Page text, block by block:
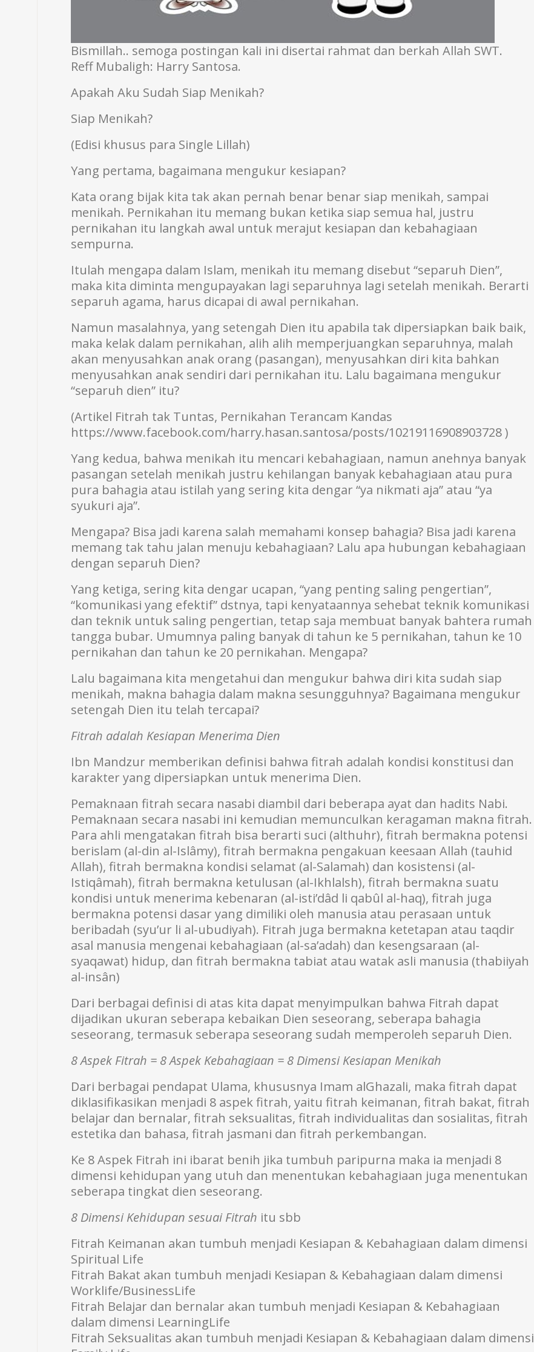
Bismillah.. semoga postingan kali ini disertai rahmat dan berkah Allah SWT.
Reff Mubaligh: Harry Santosa.
Apakah Aku Sudah Siap Menikah?
Siap Menikah?
(Edisi khusus para Single Lillah)
Yang pertama, bagaimana mengukur kesiapan?
Kata orang bijak kita tak akan pernah benar benar siap menikah, sampai
menikah. Pernikahan itu memang bukan ketika siap semua hal, justru
pernikahan itu langkah awal untuk merajut kesiapan dan kebahagiaan
sempurna.
Itulah mengapa dalam Islam, menikah itu memang disebut “separuh Dien”,
maka kita diminta mengupayakan lagi separuhnya lagi setelah menikah. Berarti
separuh agama, harus dicapai di awal pernikahan.
Namun masalahnya, yang setengah Dien itu apabila tak dipersiapkan baik baik,
maka kelak dalam pernikahan, alih alih memperjuangkan separuhnya, malah
akan menyusahkan anak orang (pasangan), menyusahkan diri kita bahkan
menyusahkan anak sendiri dari pernikahan itu. Lalu bagaimana mengukur
“separuh dien” itu?
(Artikel Fitrah tak Tuntas, Pernikahan Terancam Kandas
https://www.facebook.com/harry.hasan.santosa/posts/10219116908903728 )
Yang kedua, bahwa menikah itu mencari kebahagiaan, namun anehnya banyak
pasangan setelah menikah justru kehilangan banyak kebahagiaan atau pura
pura bahagia atau istilah yang sering kita dengar “ya nikmati aja” atau “ya
syukuri aja”.
Mengapa? Bisa jadi karena salah memahami konsep bahagia? Bisa jadi karena
memang tak tahu jalan menuju kebahagiaan? Lalu apa hubungan kebahagiaan
dengan separuh Dien?
Yang ketiga, sering kita dengar ucapan, “yang penting saling pengertian”,
“komunikasi yang efektif” dstnya, tapi kenyataannya sehebat teknik komunikasi
dan teknik untuk saling pengertian, tetap saja membuat banyak bahtera rumah
tangga bubar. Umumnya paling banyak di tahun ke 5 pernikahan, tahun ke 10
pernikahan dan tahun ke 20 pernikahan. Mengapa?
Lalu bagaimana kita mengetahui dan mengukur bahwa diri kita sudah siap
menikah, makna bahagia dalam makna sesungguhnya? Bagaimana mengukur
setengah Dien itu telah tercapai?
Fitrah adalah Kesiapan Menerima Dien
Ibn Mandzur memberikan definisi bahwa fitrah adalah kondisi konstitusi dan
karakter yang dipersiapkan untuk menerima Dien.
Pemaknaan fitrah secara nasabi diambil dari beberapa ayat dan hadits Nabi.
Pemaknaan secara nasabi ini kemudian memunculkan keragaman makna fitrah.
Para ahli mengatakan fitrah bisa berarti suci (althuhr), fitrah bermakna potensi
berislam (al-din al-Islâmy), fitrah bermakna pengakuan keesaan Allah (tauhid
Allah), fitrah bermakna kondisi selamat (al-Salamah) dan kosistensi (al-
Istiqâmah), fitrah bermakna ketulusan (al-Ikhlalsh), fitrah bermakna suatu
kondisi untuk menerima kebenaran (al-isti’dâd li qabûl al-haq), fitrah juga
bermakna potensi dasar yang dimiliki oleh manusia atau perasaan untuk
beribadah (syu’ur li al-ubudiyah). Fitrah juga bermakna ketetapan atau taqdir
asal manusia mengenai kebahagiaan (al-sa’adah) dan kesengsaraan (al-
syaqawat) hidup, dan fitrah bermakna tabiat atau watak asli manusia (thabiiyah
al-insân)
Dari berbagai definisi di atas kita dapat menyimpulkan bahwa Fitrah dapat
dijadikan ukuran seberapa kebaikan Dien seseorang, seberapa bahagia
seseorang, termasuk seberapa seseorang sudah memperoleh separuh Dien.
8 Aspek Fitrah = 8 Aspek Kebahagiaan = 8 Dimensi Kesiapan Menikah
Dari berbagai pendapat Ulama, khususnya Imam alGhazali, maka fitrah dapat
diklasifikasikan menjadi 8 aspek fitrah, yaitu fitrah keimanan, fitrah bakat, fitrah
belajar dan bernalar, fitrah seksualitas, fitrah individualitas dan sosialitas, fitrah
estetika dan bahasa, fitrah jasmani dan fitrah perkembangan.
Ke 8 Aspek Fitrah ini ibarat benih jika tumbuh paripurna maka ia menjadi 8
dimensi kehidupan yang utuh dan menentukan kebahagiaan juga menentukan
seberapa tingkat dien seseorang.
8 Dimensi Kehidupan sesuai Fitrah itu sbb
Fitrah Keimanan akan tumbuh menjadi Kesiapan & Kebahagiaan dalam dimensi
Spiritual Life
Fitrah Bakat akan tumbuh menjadi Kesiapan & Kebahagiaan dalam dimensi
Worklife/BusinessLife
Fitrah Belajar dan bernalar akan tumbuh menjadi Kesiapan & Kebahagiaan
dalam dimensi LearningLife
Fitrah Seksualitas akan tumbuh menjadi Kesiapan & Kebahagiaan dalam dimensi